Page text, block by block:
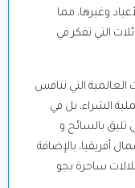
وغيرها، مما
التي تفكر في
العالمية التي تنافس
الشراء، بل في
تليق بالسائح و
أفريقيا، بالإضافة
ساحرة بجو